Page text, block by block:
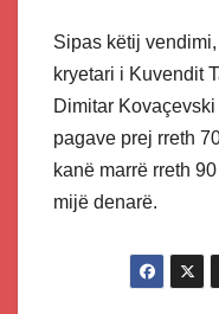
Sipas këtij
kryetari i Kuvendit
Dimitar
pagave prej rreth
kanë marrë rreth
mijë denarë.